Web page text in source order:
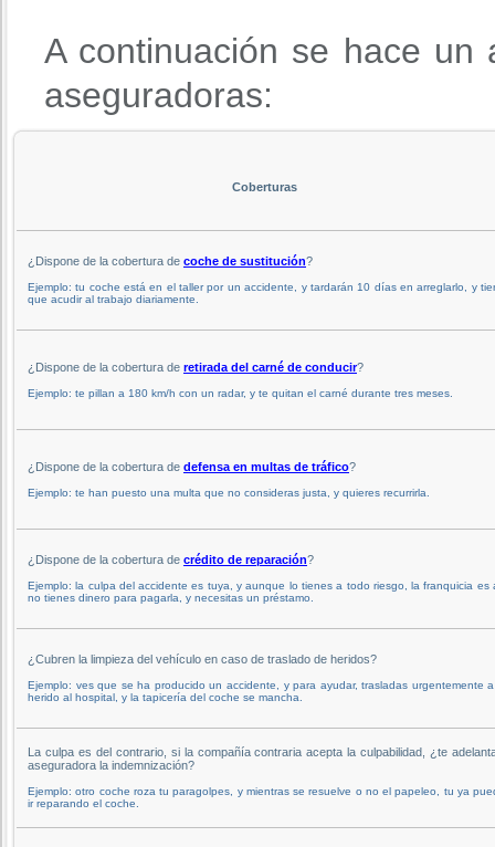
A continuación se hace un
aseguradoras:
Coberturas
¿Dispone de la cobertura de coche de sustitución?
Ejemplo: tu coche está en el taller por un accidente, y tardarán 10 días en arreglarlo, y
que acudir al trabajo diariamente.
¿Dispone de la cobertura de retirada del carné de conducir?
Ejemplo: te pillan a 180 km/h con un radar, y te quitan el carné durante tres meses.
¿Dispone de la cobertura de defensa en multas de tráfico?
Ejemplo: te han puesto una multa que no consideras justa, y quieres recurrirla.
¿Dispone de la cobertura de crédito de reparación?
Ejemplo: la culpa del accidente es tuya, y aunque lo tienes a todo riesgo, la franquicia es
no tienes dinero para pagarla, y necesitas un préstamo.
¿Cubren la limpieza del vehículo en caso de traslado de heridos?
Ejemplo: ves que se ha producido un accidente, y para ayudar, trasladas urgentemente
herido al hospital, y la tapicería del coche se mancha.
La culpa es del contrario, si la compañía contraria acepta la culpabilidad, ¿te
aseguradora la indemnización?
Ejemplo: otro coche roza tu paragolpes, y mientras se resuelve o no el papeleo, tu ya
ir reparando el coche.